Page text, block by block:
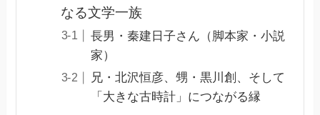
なる文学一族
長男・秦建日子さん（脚本家・小説
家）
兄・北沢恒彦、甥・黒川創、そして
「大きな古時計」につながる縁